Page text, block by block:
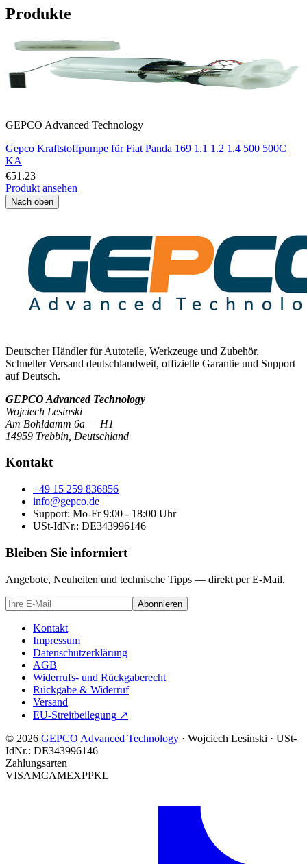
Produkte
GEPCO Advanced Technology
Gepco Kraftstoffpumpe für Fiat Panda 169 1.1 1.2 1.4 500 500C
KA
€51.23
Produkt ansehen
Nach oben
Deutscher Händler für Autoteile, Werkzeuge und Zubehör.
Schneller Versand deutschlandweit, offizielle Garantie und Support
auf Deutsch.
GEPCO Advanced Technology
Wojciech Lesinski
Am Bohldamm 6a — H1
14959 Trebbin Deutschland
Kontakt
+49 15 259 836856
info@gepco.de
Support: Mo-Fr 9:00 - 18:00 Uhr
USt-IdNr.: DE343996146
Bleiben Sie informiert
Angebote, Neuheiten und technische Tipps — direkt per E-Mail.
Abonnieren
Kontakt
Impressum
Datenschutzerklärung
AGB
Widerrufs- und Rückgaberecht
Rückgabe & Widerruf
Versand
EU-Streitbeilegung ↗
© 2026 GEPCO Advanced Technology · Wojciech Lesinski · USt-
IdNr.: DE343996146
Zahlungsarten
VISAMCAMEXPPKL